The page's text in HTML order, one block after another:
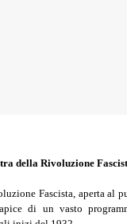
della Rivoluzione
Fascista, aperta al
di un vasto